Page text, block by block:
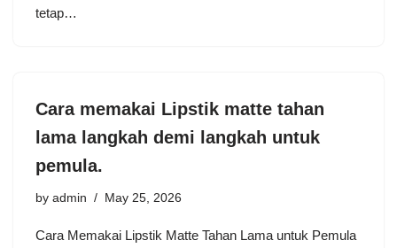
tetap…
Cara memakai Lipstik matte tahan
lama langkah demi langkah untuk
pemula.
by admin May 25, 2026
Cara Memakai Lipstik Matte Tahan Lama untuk Pemula